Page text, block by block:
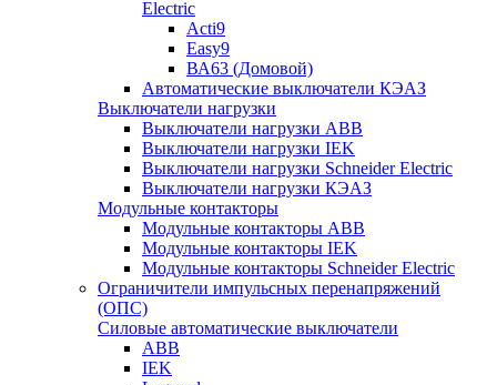
Electric
Acti9
Easy9
ВА63 (Домовой)
Автоматические выключатели КЭАЗ
Выключатели нагрузки
Выключатели нагрузки ABB
Выключатели нагрузки IEK
Выключатели нагрузки Schneider Electric
Выключатели нагрузки КЭАЗ
Модульные контакторы
Модульные контакторы ABB
Модульные контакторы IEK
Модульные контакторы Schneider Electric
Ограничители импульсных перенапряжений
(ОПС)
Силовые автоматические выключатели
ABB
IEK